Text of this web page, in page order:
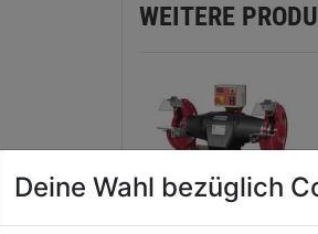
WEITERE
Deine Wahl bezüglich